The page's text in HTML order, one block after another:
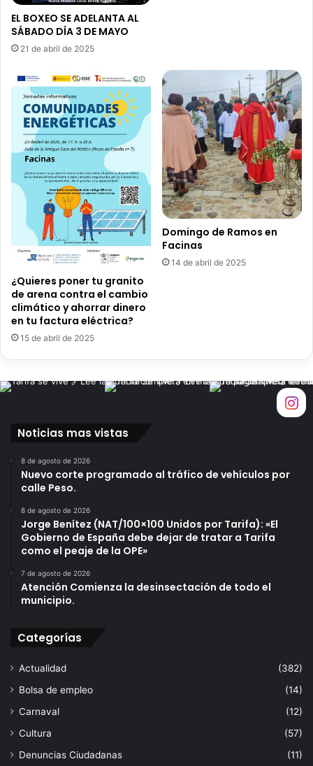
EL BOXEO SE ADELANTA AL
SÁBADO DÍA 3 DE MAYO
21 de abril de 2025
¿Quieres poner tu granito
de arena contra el cambio
climático y ahorrar dinero
en tu factura eléctrica?
15 de abril de 2025
Domingo de Ramos en
Facinas
14 de abril de 2025
Noticias mas vistas
8 de agosto de 2026
Nuevo corte programado al tráfico de vehículos por
calle Peso.
8 de agosto de 2026
Jorge Benítez (NAT/100×100 Unidos por Tarifa): «El
Gobierno de España debe dejar de tratar a Tarifa
como el peaje de la OPE»
7 de agosto de 2026
Atención Comienza la desinsectación de todo el
municipio.
Categorías
Actualidad
(382)
Bolsa de empleo
(14)
Carnaval
(12)
Cultura
(57)
Denuncias Ciudadanas
(11)